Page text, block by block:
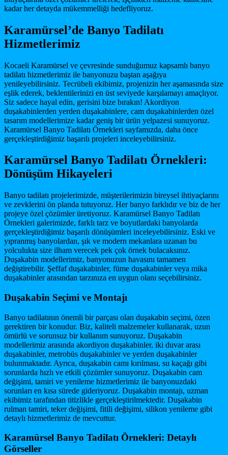
kadar her detayda mükemmelliği hedefliyoruz.
Karamürsel’de Banyo Tadilatı
Hizmetlerimiz
Kocaeli Karamürsel ve çevresinde sunduğumuz kapsamlı banyo
tadilatı hizmetlerimiz ile banyonuzu baştan aşağıya
yenileyebilirsiniz. Tecrübeli ekibimiz, projenizin her aşamasında size
eşlik ederek, beklentilerinizi en üst seviyede karşılamayı amaçlıyor.
Siz sadece hayal edin, gerisini bize bırakın! Akordiyon
duşakabinlerden yerden duşakabinlere, cam duşakabinlerden özel
tasarım modellerimize kadar geniş bir ürün yelpazesi sunuyoruz.
Karamürsel Banyo Tadilatı Örnekleri sayfamızda, daha önce
gerçekleştirdiğimiz başarılı projeleri inceleyebilirsiniz.
Karamürsel Banyo Tadilatı Örnekleri:
Dönüşüm Hikayeleri
Banyo tadilatı projelerimizde, müşterilerimizin bireysel ihtiyaçlarını
ve zevklerini ön planda tutuyoruz. Her banyo farklıdır ve biz de her
projeye özel çözümler üretiyoruz. Karamürsel Banyo Tadilatı
Örnekleri galerimizde, farklı tarz ve boyutlardaki banyolarda
gerçekleştirdiğimiz başarılı dönüşümleri inceleyebilirsiniz. Eski ve
yıpranmış banyolardan, şık ve modern mekanlara uzanan bu
yolculukta size ilham verecek pek çok örnek bulacaksınız.
Duşakabin modellerimiz, banyonuzun havasını tamamen
değiştirebilir. Şeffaf duşakabinler, füme duşakabinler veya mika
duşakabinler arasından tarzınıza en uygun olanı seçebilirsiniz.
Duşakabin Seçimi ve Montajı
Banyo tadilatının önemli bir parçası olan duşakabin seçimi, özen
gerektiren bir konudur. Biz, kaliteli malzemeler kullanarak, uzun
ömürlü ve sorunsuz bir kullanım sunuyoruz. Duşakabin
modellerimiz arasında akordiyon duşakabinler, iki duvar arası
duşakabinler, metrobüs duşakabinler ve yerden duşakabinler
bulunmaktadır. Ayrıca, duşakabin camı kırılması, su kaçağı gibi
sorunlarda hızlı ve etkili çözümler sunuyoruz. Duşakabin cam
değişimi, tamiri ve yenileme hizmetlerimiz ile banyonuzdaki
sorunları en kısa sürede gideriyoruz. Duşakabin montajı, uzman
ekibimiz tarafından titizlikle gerçekleştirilmektedir. Duşakabin
rulman tamiri, teker değişimi, fitili değişimi, silikon yenileme gibi
detaylı hizmetlerimiz de mevcuttur.
Karamürsel Banyo Tadilatı Örnekleri: Detaylı
Görseller